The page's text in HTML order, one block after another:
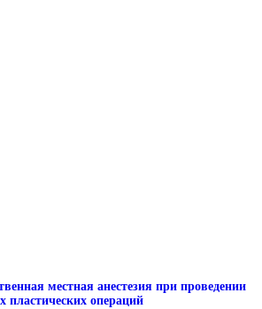
местная анестезия при проведении
пластических операций